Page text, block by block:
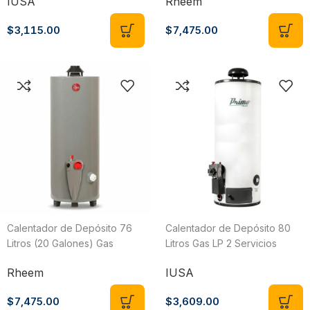
$3,115.00
29V20S/393391
$7,475.00
Calentador de Depósito 76
Litros (20 Galones) Gas
29V20S/435145
Rheem
$7,475.00
Calentador de Depósito 80
Litros Gas LP 2 Servicios
IUSA
$3,609.00